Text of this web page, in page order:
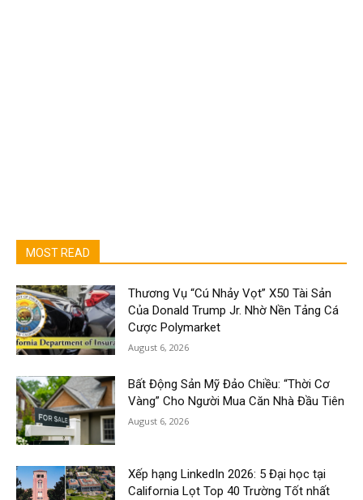
MOST READ
Thương Vụ “Cú Nhảy Vọt” X50 Tài Sản
Của Donald Trump Jr. Nhờ Nền Tảng Cá
Cược Polymarket
August 6, 2026
Bất Động Sản Mỹ Đảo Chiều: “Thời Cơ
Vàng” Cho Người Mua Căn Nhà Đầu Tiên
August 6, 2026
Xếp hạng LinkedIn 2026: 5 Đại học tại
California Lọt Top 40 Trường Tốt nhất